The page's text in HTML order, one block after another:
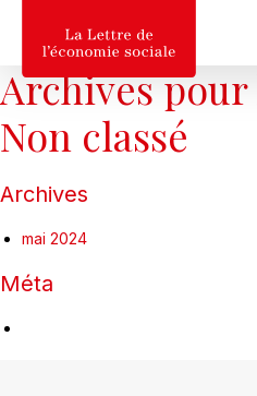
Recherche populaires :
Archives
Non classé
Archives
mai 2024
Méta